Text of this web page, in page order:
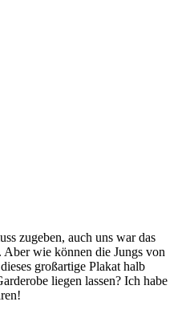
zugeben, auch uns war das
Aber wie können die Jungs von
großartige Plakat halb
liegen lassen? Ich habe